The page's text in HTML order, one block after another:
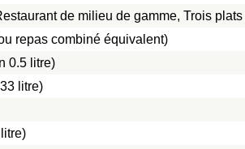
de milieu de gamme, Trois plats
repas combiné équivalent)
0.5 litre)
litre)